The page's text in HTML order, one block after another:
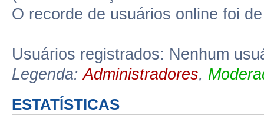
O recorde de usuários online foi
Usuários registrados: Nenhum
Legenda:Administradores,
ESTATÍSTICAS